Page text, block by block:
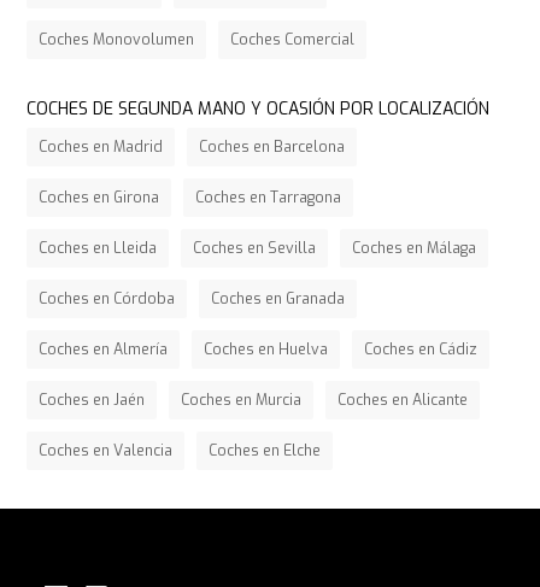
Coches Monovolumen Coches Comercial
COCHES DE SEGUNDA MANO Y OCASIÓN POR LOCALIZACIÓN
Coches en Madrid Coches en Barcelona
Coches en Girona Coches en Tarragona
Coches en Lleida Coches en Sevilla Coches en Málaga
Coches en Córdoba Coches en Granada
Coches en Almería Coches en Huelva Coches en Cádiz
Coches en Jaén Coches en Murcia Coches en Alicante
Coches en Valencia Coches en Elche